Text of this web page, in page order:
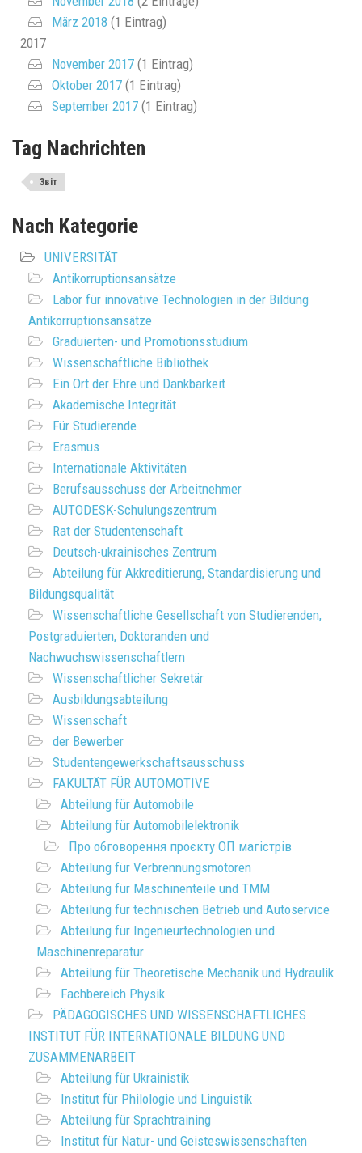
März 2018 (1 Eintrag)
2017
November 2017 (1 Eintrag)
Oktober 2017 (1 Eintrag)
September 2017 (1 Eintrag)
Tag Nachrichten
Звіт
Nach Kategorie
UNIVERSITÄT
Antikorruptionsansätze
Labor für innovative Technologien in der Bildung
Antikorruptionsansätze
Graduierten- und Promotionsstudium
Wissenschaftliche Bibliothek
Ein Ort der Ehre und Dankbarkeit
Akademische Integrität
Für Studierende
Erasmus
Internationale Aktivitäten
Berufsausschuss der Arbeitnehmer
AUTODESK-Schulungszentrum
Rat der Studentenschaft
Deutsch-ukrainisches Zentrum
Abteilung für Akkreditierung, Standardisierung und
Bildungsqualität
Wissenschaftliche Gesellschaft von Studierenden,
Postgraduierten, Doktoranden und
Nachwuchswissenschaftlern
Wissenschaftlicher Sekretär
Ausbildungsabteilung
Wissenschaft
der Bewerber
Studentengewerkschaftsausschuss
FAKULTÄT FÜR AUTOMOTIVE
Abteilung für Automobile
Abteilung für Automobilelektronik
Про обговорення проєкту ОП магістрів
Abteilung für Verbrennungsmotoren
Abteilung für Maschinenteile und TMM
Abteilung für technischen Betrieb und Autoservice
Abteilung für Ingenieurtechnologien und
Maschinenreparatur
Abteilung für Theoretische Mechanik und Hydraulik
Fachbereich Physik
PÄDAGOGISCHES UND WISSENSCHAFTLICHES
INSTITUT FÜR INTERNATIONALE BILDUNG UND
ZUSAMMENARBEIT
Abteilung für Ukrainistik
Institut für Philologie und Linguistik
Abteilung für Sprachtraining
Institut für Natur- und Geisteswissenschaften